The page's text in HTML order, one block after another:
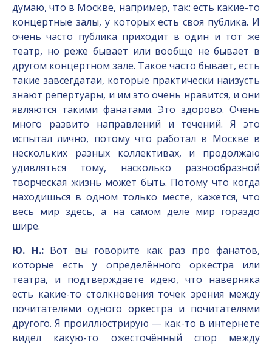
думаю, что в Москве, например, так: есть какие-то
концертные залы, у которых есть своя публика. И
очень часто публика приходит в один и тот же
театр, но реже бывает или вообще не бывает в
другом концертном зале. Такое часто бывает, есть
такие завсегдатаи, которые практически наизусть
знают репертуары, и им это очень нравится, и они
являются такими фанатами. Это здорово. Очень
много развито направлений и течений. Я это
испытал лично, потому что работал в Москве в
нескольких разных коллективах, и продолжаю
удивляться тому, насколько разнообразной
творческая жизнь может быть. Потому что когда
находишься в одном только месте, кажется, что
весь мир здесь, а на самом деле мир гораздо
шире.
Ю. Н.:Вот вы говорите как раз про фанатов,
которые есть у определённого оркестра или
театра, и подтверждаете идею, что наверняка
есть какие-то столкновения точек зрения между
почитателями одного оркестра и почитателями
другого. Я проиллюстрирую — как-то в интернете
видел какую-то ожесточённый спор между